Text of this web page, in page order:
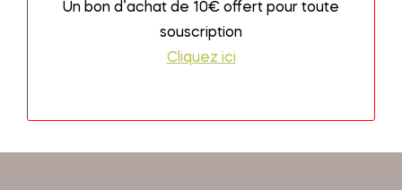
Un bon d’achat de 10€ offert pour toute
souscription
Cliquez ici